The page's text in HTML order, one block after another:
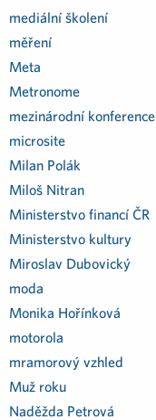
mediální školení
měření
Meta
Metronome
mezinárodní konference
microsite
Milan Polák
Miloš Nitran
Ministerstvo financí ČR
Ministerstvo kultury
Miroslav Dubovický
moda
Monika Hořínková
motorola
mramorový vzhled
Muž roku
Naděžda Petrová